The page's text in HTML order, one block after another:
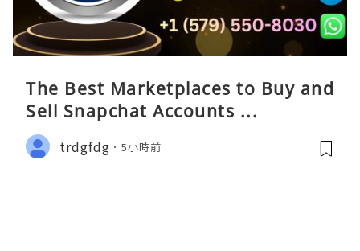
The Best Marketplaces to Buy and
Sell Snapchat Accounts ...
trdgfdg 5小時前